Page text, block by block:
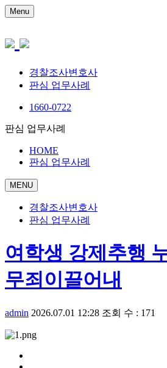
Menu
경찰조사변호사
판심 업무사례
1660-0722
판심 업무사례
HOME
판심 업무사례
MENU
경찰조사변호사
판심 업무사례
여학생 강제추행
무죄이끌어내
admin 2026.07.01 12:28 조회 수 : 171